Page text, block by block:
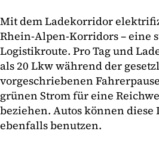
Mit dem Ladekorridor
Rhein-Alpen-Korridors – eine
Logistikroute. Pro Tag und
als 20 Lkw während der
vorgeschriebenen
grünen Strom für eine
beziehen. Autos können diese
ebenfalls benutzen.